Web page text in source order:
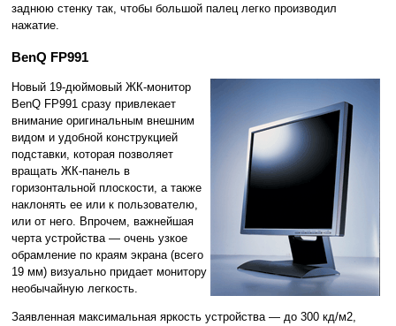
заднюю стенку так, чтобы большой палец легко производил
нажатие.
BenQ FP991
Новый 19-дюймовый ЖК-монитор
BenQ FP991 сразу привлекает
внимание оригинальным внешним
видом и удобной конструкцией
подставки, которая позволяет
вращать ЖК-панель в
горизонтальной плоскости, а также
наклонять ее или к пользователю,
или от него. Впрочем, важнейшая
черта устройства — очень узкое
обрамление по краям экрана (всего
19 мм) визуально придает монитору
необычайную легкость.
Заявленная максимальная яркость устройства — до 300 кд/м2,